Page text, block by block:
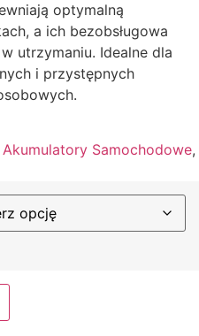
optymalną
a ich bezobsługowa
utrzymaniu. Idealne dla
i przystępnych
Akumulatory Samochodowe,